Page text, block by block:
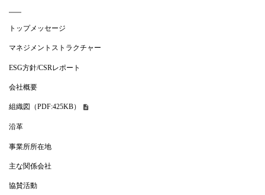
トップメッセージ
マネジメントストラクチャー
ESG方針/CSRレポート
会社概要
組織図（PDF:425KB）
沿革
事業所所在地
主な関係会社
協賛活動